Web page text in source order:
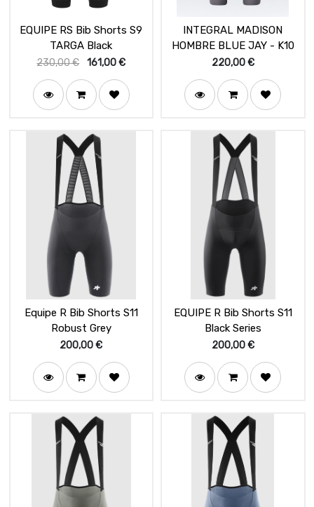
EQUIPE RS Bib Shorts S9
TARGA Black
230,00€ 161,00€
INTEGRAL MADISON
HOMBRE BLUE JAY - K10
220,00€
Equipe R Bib Shorts S11
Robust Grey
200,00€
EQUIPE R Bib Shorts S11
Black Series
200,00€